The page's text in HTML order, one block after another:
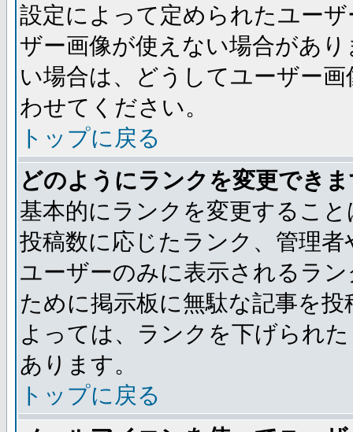
設定によって定められたユー
ザー画像が使えない場合があ
い場合は、どうしてユーザー
わせてください。
トップに戻る
どのようにランクを変更でき
基本的にランクを変更するこ
投稿数に応じたランク、管理
ユーザーのみに表示されるラ
ために掲示板に無駄な記事を
よっては、ランクを下げられ
あります。
トップに戻る